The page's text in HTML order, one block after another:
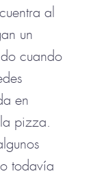
al
un
cuando
en
pizza.
todavía